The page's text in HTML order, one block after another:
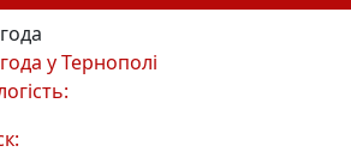
уТернополі